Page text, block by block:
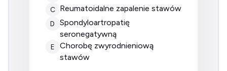
C reumatoidalne zapalenie stawów
D
spondyloartropatię
seronegatywną
E
chorobę zwyrodnieniową
stawów